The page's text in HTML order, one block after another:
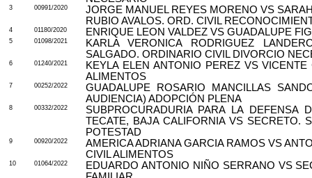
3 00991/2020
JORGE MANUEL REYES MORENO VS
RUBIO AVALOS. ORD. CIVIL
4 01180/2020 ENRIQUE LEON VALDEZ VS GUADALUPE
5 01098/2021
KARLA VERONICA RODRIGUEZ
SALGADO. ORDINARIO CIVIL DIVORCIO
6 01240/2021
KEYLA ELEN ANTONIO PEREZ VS
ALIMENTOS
7 00252/2022
GUADALUPE ROSARIO MANCILLAS
AUDIENCIA) ADOPCIÓN PLENA
8 00332/2022
SUBPROCURADURIA PARA LA DEFENSA
TECATE, BAJA CALIFORNIA VS SECRETO.
POTESTAD
9 00920/2022
AMERICA ADRIANA GARCIA RAMOS VS
CIVIL ALIMENTOS
10 01064/2022
EDUARDO ANTONIO NIÑO SERRANO VS